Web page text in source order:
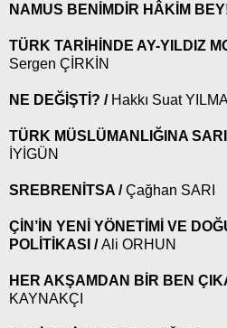
NAMUS BENİMDİR HÂKİM
TÜRK TARİHİNDE AY-YILDIZ
Sergen ÇİRKİN
NE DEĞİŞTİ? / Hakkı Suat
TÜRK MÜSLÜMANLIĞINA
İYİGÜN
SREBRENİTSA /Çağhan SARI
ÇİN’İN YENİ YÖNETİMİ VE
POLİTİKASI /Ali ORHUN
HER AKŞAMDAN BİR BEN
KAYNAKÇI